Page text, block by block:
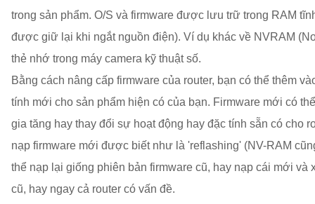
trong sản phẩm. O/S và firmware được lưu trữ trong RAM
được giữ lại khi ngắt nguồn điện). Ví dụ khác về NVRAM
thẻ nhớ trong máy camera kỹ thuật số.
Bằng cách nâng cấp firmware của router, bạn có thể thêm
tính mới cho sản phẩm hiện có của bạn. Firmware mới có
gia tăng hay thay đổi sự hoạt động hay đặc tính sẵn có cho
nạp firmware mới được biết như là 'reflashing' (NV-RAM
thể nạp lại giống phiên bản firmware cũ, hay nạp cái mới và
cũ, hay ngay cả router có vấn đề.